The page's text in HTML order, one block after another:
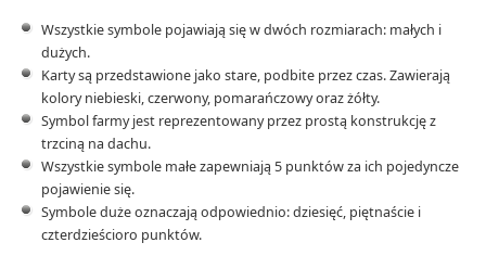
Wszystkie symbole pojawiają się w dwóch rozmiarach: małych i
dużych.
Karty są przedstawione jako stare, podbite przez czas. Zawierają
kolory niebieski, czerwony, pomarańczowy oraz żółty.
Symbol farmy jest reprezentowany przez prostą konstrukcję z
trzciną na dachu.
Wszystkie symbole małe zapewniają 5 punktów za ich pojedyncze
pojawienie się.
Symbole duże oznaczają odpowiednio: dziesięć, piętnaście i
czterdzieścioro punktów.